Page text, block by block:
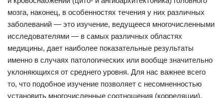
мозга, наконец, в особенностях течения у них различных
заболеваний — это изучение, ведущееся многочисленными
исследователями — в самых различных областях
медицины, дает наиболее показательные результаты
именно в случаях патологических или вообще значительно
уклоняющихся от среднего уровня. Для нас важнее всего
то, что подобное изучение позволяет с несомненностью
установить многочисленные соотношения (корреляции),